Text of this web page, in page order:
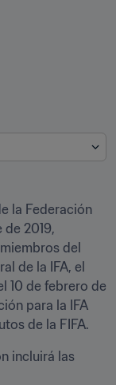
la Federación
de 2019,
del
de la IFA, el
10 de febrero de
para la IFA
de la FIFA.
incluirá las